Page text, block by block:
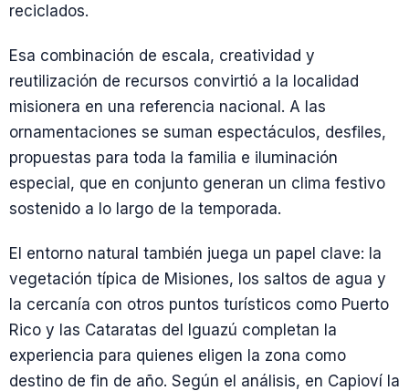
reciclados.
Esa combinación de escala, creatividad y
reutilización de recursos convirtió a la localidad
misionera en una referencia nacional. A las
ornamentaciones se suman espectáculos, desfiles,
propuestas para toda la familia e iluminación
especial, que en conjunto generan un clima festivo
sostenido a lo largo de la temporada.
El entorno natural también juega un papel clave: la
vegetación típica de Misiones, los saltos de agua y
la cercanía con otros puntos turísticos como Puerto
Rico y las Cataratas del Iguazú completan la
experiencia para quienes eligen la zona como
destino de fin de año. Según el análisis, en Capioví la